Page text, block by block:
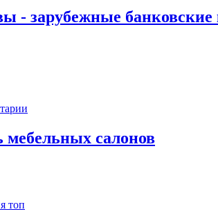
- зарубежные банковские
мебельных салонов
топ